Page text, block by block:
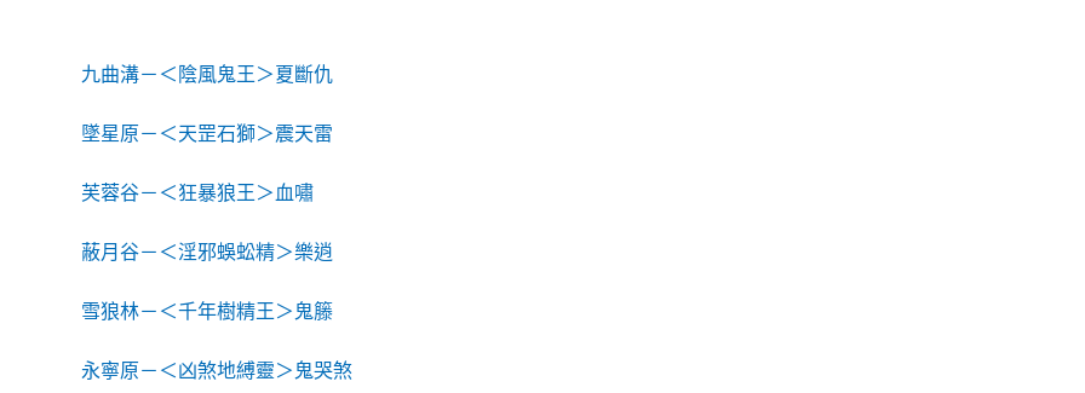
九曲溝－＜陰風鬼王＞夏斷仇
墜星原－＜天罡石獅＞震天雷
芙蓉谷－＜狂暴狼王＞血嘯
蔽月谷－＜淫邪蜈蚣精＞樂逍
雪狼林－＜千年樹精王＞鬼籐
永寧原－＜凶煞地縛靈＞鬼哭煞